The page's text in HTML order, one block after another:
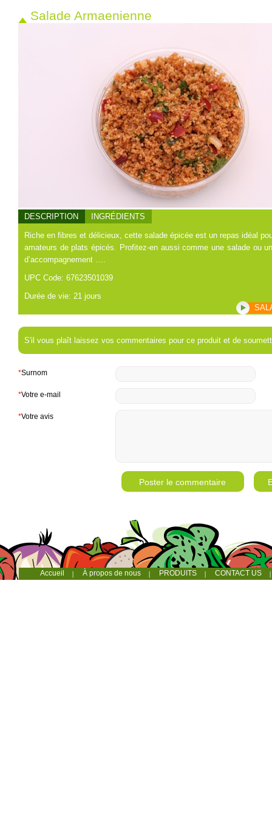
Salade Armaenienne
DESCRIPTION INGRÉDIENTS
Riche en fibres et délicieux, cette salade épicée est un repas idéal
amateurs de plats épicés. Profitez-en aussi comme une salade ou
d’accompagnement ….
UPC Code: 67623501039
Durée de vie: 21 jours
S'il vous plaît laissez vos commentaires pour ce produit et de
*Surnom
*Votre e-mail
*Votre avis
Accueil À propos de nous PRODUITS CONTACT US